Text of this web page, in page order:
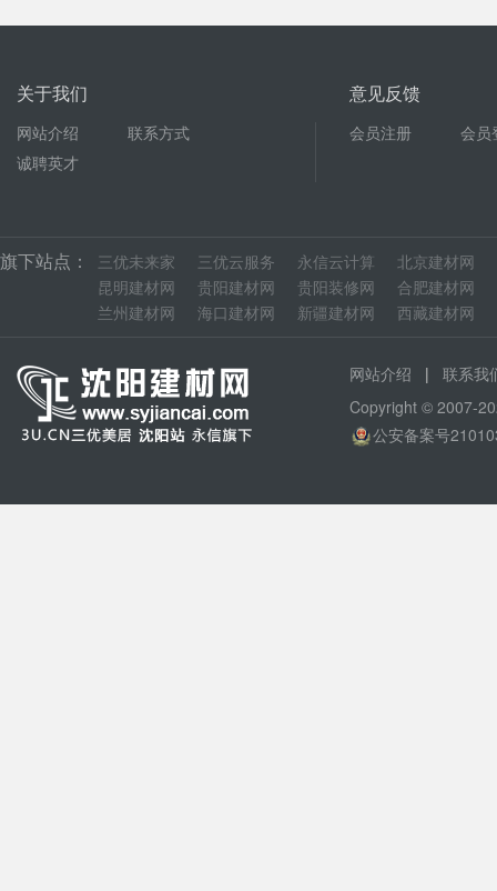
关于我们
网站介绍
联系方式
诚聘英才
意见反馈
会员注册 会员
旗下站点： 三优未来家 三优云服务 永信云计算 北京建材网
昆明建材网
贵阳建材网 贵阳装修网 合肥建材网
兰州建材网
海口建材网 新疆建材网 西藏建材网
网站介绍 | 联系我
Copyright © 2007-
公安备案号